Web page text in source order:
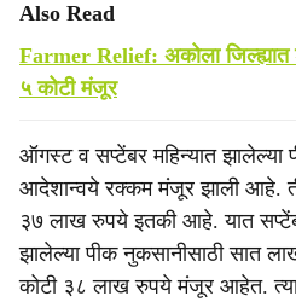
Also Read
Farmer Relief: अकोला जिल्ह्यात
५ कोटी मंजूर
ऑगस्ट व सप्टेंबर महिन्यात झालेल्या
आदेशान्वये रक्कम मंजूर झाली आहे.
३७ लाख रुपये इतकी आहे. यात
झालेल्या पीक नुकसानीसाठी सात
कोटी ३८ लाख रुपये मंजूर आहेत.